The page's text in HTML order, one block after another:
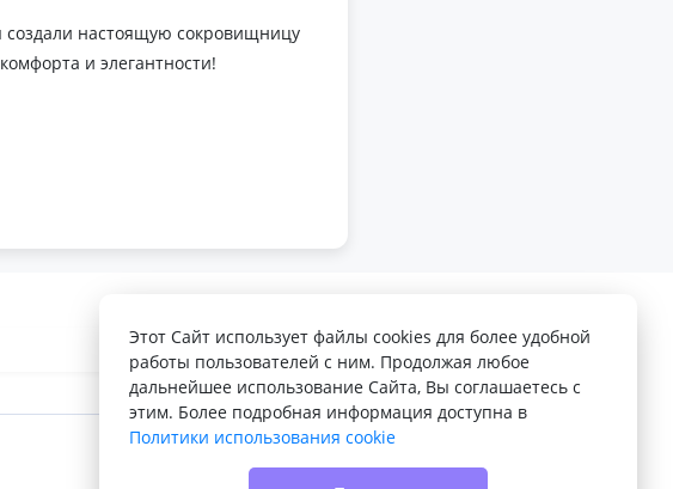
настоящую сокровищницу
и элегантности!
Этот Сайт использует файлы cookies для более удобной
работы пользователей с ним. Продолжая любое
дальнейшее использование Сайта, Вы соглашаетесь с
этим. Более подробная информация доступна в
Политики использования cookie
© 2022 - 2026 Доска объявлений VELQ.RU